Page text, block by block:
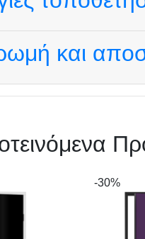
και
-30%